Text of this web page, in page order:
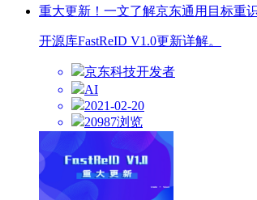
重大更新！一文了解京东通用目标重
开源库FastReID V1.0更新详解。
京东科技开发者
AI
2021-02-20
20987浏览